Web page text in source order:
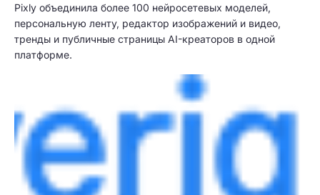
Pixly объединила более 100 нейросетевых моделей,
персональную ленту, редактор изображений и видео,
тренды и публичные страницы AI-креаторов в одной
платформе.